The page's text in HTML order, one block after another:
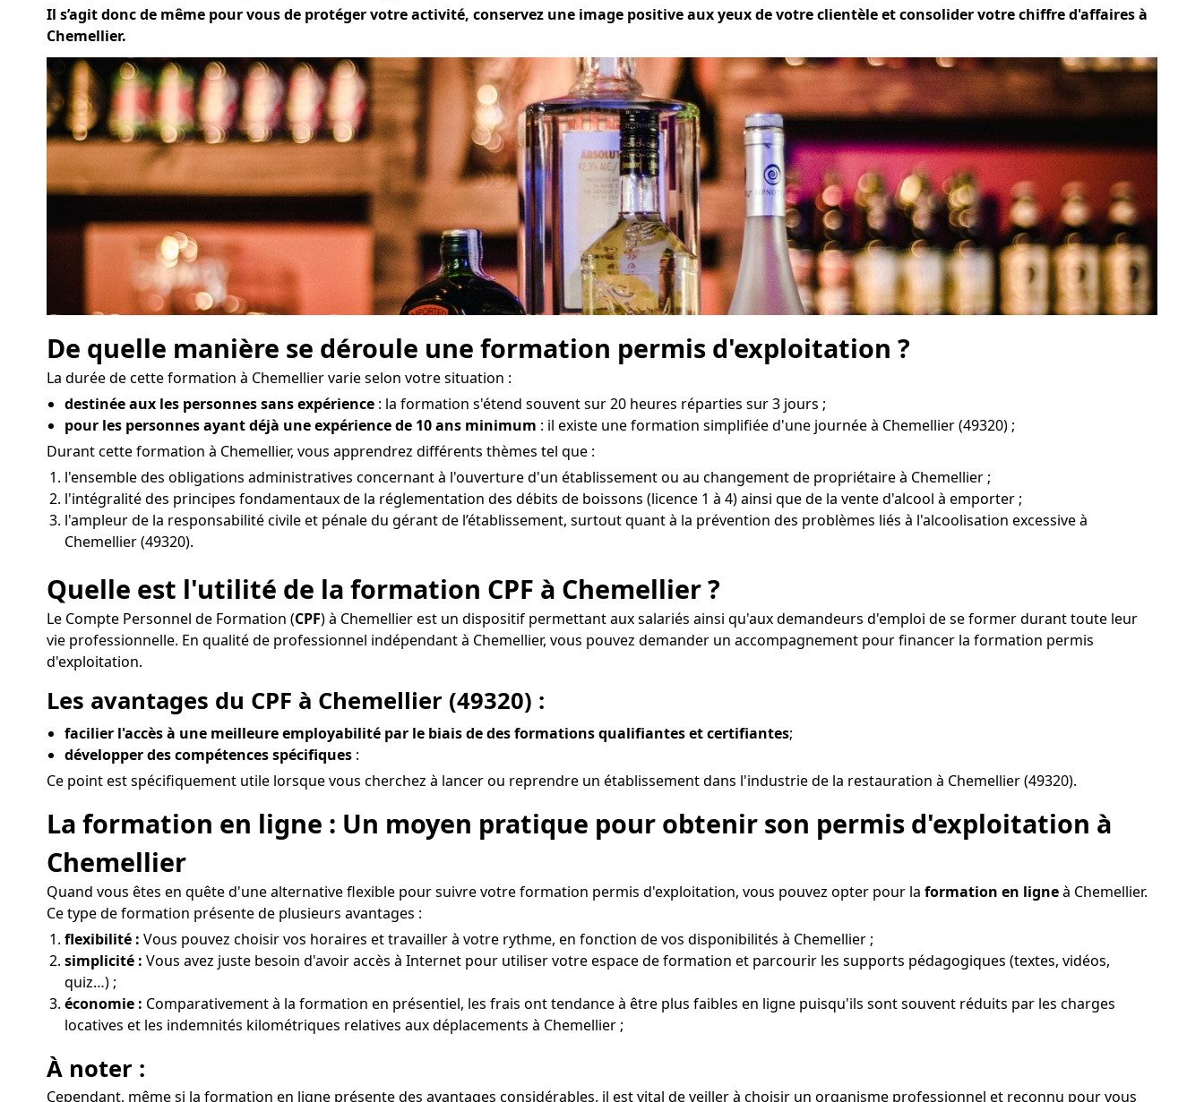
Il s’agit donc de même pour vous de protéger votre activité, conservez une image positive aux yeux de votre clientèle et consolider votre chiffre d'affaires à
Chemellier.
De quelle manière se déroule une formation permis d'exploitation ?
La durée de cette formation à Chemellier varie selon votre situation :
destinée aux les personnes sans expérience : la formation s'étend souvent sur 20 heures réparties sur 3 jours ;
pour les personnes ayant déjà une expérience de 10 ans minimum : il existe une formation simplifiée d'une journée à Chemellier (49320) ;
Durant cette formation à Chemellier, vous apprendrez différents thèmes tel que :
l'ensemble des obligations administratives concernant à l'ouverture d'un établissement ou au changement de propriétaire à Chemellier ;
l'intégralité des principes fondamentaux de la réglementation des débits de boissons (licence 1 à 4) ainsi que de la vente d'alcool à emporter ;
l'ampleur de la responsabilité civile et pénale du gérant de l’établissement, surtout quant à la prévention des problèmes liés à l'alcoolisation excessive à
Chemellier (49320).
Quelle est l'utilité de la formation CPF à Chemellier ?
Le Compte Personnel de Formation (CPF) à Chemellier est un dispositif permettant aux salariés ainsi qu'aux demandeurs d'emploi de se former durant toute leur
vie professionnelle. En qualité de professionnel indépendant à Chemellier, vous pouvez demander un accompagnement pour financer la formation permis
d'exploitation.
Les avantages du CPF à Chemellier (49320) :
facilier l'accès à une meilleure employabilité par le biais de des formations qualifiantes et certifiantes;
développer des compétences spécifiques :
Ce point est spécifiquement utile lorsque vous cherchez à lancer ou reprendre un établissement dans l'industrie de la restauration à Chemellier (49320).
La formation en ligne : Un moyen pratique pour obtenir son permis d'exploitation à
Chemellier
Quand vous êtes en quête d'une alternative flexible pour suivre votre formation permis d'exploitation, vous pouvez opter pour la formation en ligneà Chemellier.
Ce type de formation présente de plusieurs avantages :
flexibilité : Vous pouvez choisir vos horaires et travailler à votre rythme, en fonction de vos disponibilités à Chemellier ;
simplicité : Vous avez juste besoin d'avoir accès à Internet pour utiliser votre espace de formation et parcourir les supports pédagogiques (textes, vidéos,
quiz…) ;
économie : Comparativement à la formation en présentiel, les frais ont tendance à être plus faibles en ligne puisqu'ils sont souvent réduits par les charges
locatives et les indemnités kilométriques relatives aux déplacements à Chemellier ;
À noter :
Cependant, même si la formation en ligne présente des avantages considérables, il est vital de veiller à choisir un organisme professionnel et reconnu pour vous